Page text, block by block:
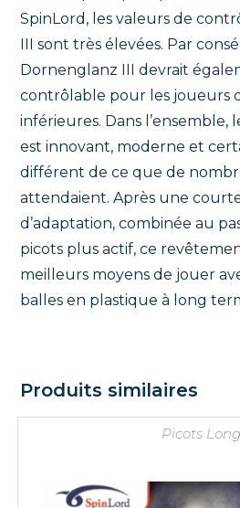
SpinLord, les valeurs de
III sont très élevées. Par
Dornenglanz III devrait
contrôlable pour les joueurs
inférieures. Dans l’ensemble,
est innovant, moderne et
différent de ce que de
attendaient. Après une
d’adaptation, combinée au
picots plus actif, ce
meilleurs moyens de jouer
balles en plastique à long
Produits similaires
Picots